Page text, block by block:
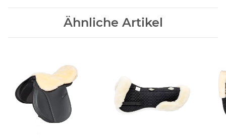
Ähnliche Artikel